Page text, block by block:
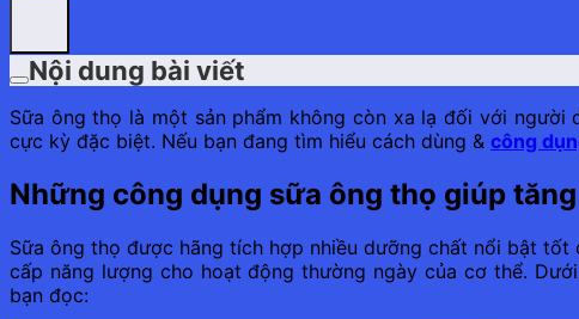
Nội dung bài viết
Sữa ông thọ là một sản phẩm không còn xa lạ đối với
cực kỳ đặc biệt. Nếu bạn đang tìm hiểu cách dùng & công
Những công dụng sữa ông thọ giúp
Sữa ông thọ được hãng tích hợp nhiều dưỡng chất nổi bật
cấp năng lượng cho hoạt động thường ngày của cơ thể.
bạn đọc: